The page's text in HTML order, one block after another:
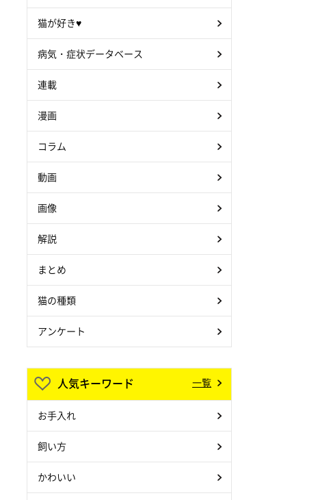
猫が好き♥
病気・症状データベース
連載
漫画
コラム
動画
画像
解説
まとめ
猫の種類
アンケート
人気キーワード 一覧
お手入れ
飼い方
かわいい